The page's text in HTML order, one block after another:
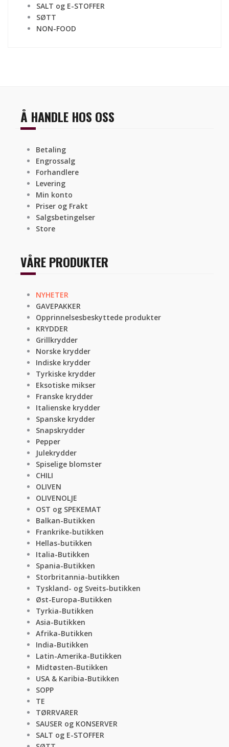
SALT og E-STOFFER
SØTT
NON-FOOD
Å HANDLE HOS OSS
Betaling
Engrossalg
Forhandlere
Levering
Min konto
Priser og Frakt
Salgsbetingelser
Store
VÅRE PRODUKTER
NYHETER
GAVEPAKKER
Opprinnelsesbeskyttede produkter
KRYDDER
Grillkrydder
Norske krydder
Indiske krydder
Tyrkiske krydder
Eksotiske mikser
Franske krydder
Italienske krydder
Spanske krydder
Snapskrydder
Pepper
Julekrydder
Spiselige blomster
CHILI
OLIVEN
OLIVENOLJE
OST og SPEKEMAT
Balkan-Butikken
Frankrike-butikken
Hellas-butikken
Italia-Butikken
Spania-Butikken
Storbritannia-butikken
Tyskland- og Sveits-butikken
Øst-Europa-Butikken
Tyrkia-Butikken
Asia-Butikken
Afrika-Butikken
India-Butikken
Latin-Amerika-Butikken
Midtøsten-Butikken
USA & Karibia-Butikken
SOPP
TE
TØRRVARER
SAUSER og KONSERVER
SALT og E-STOFFER